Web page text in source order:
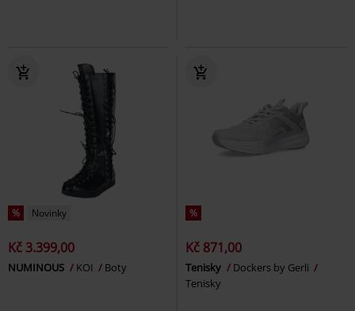
% Novinky
Kč 3.399,00
NUMINOUS KOI Boty
%
Kč 871,00
Tenisky
Dockers by Gerli
Tenisky